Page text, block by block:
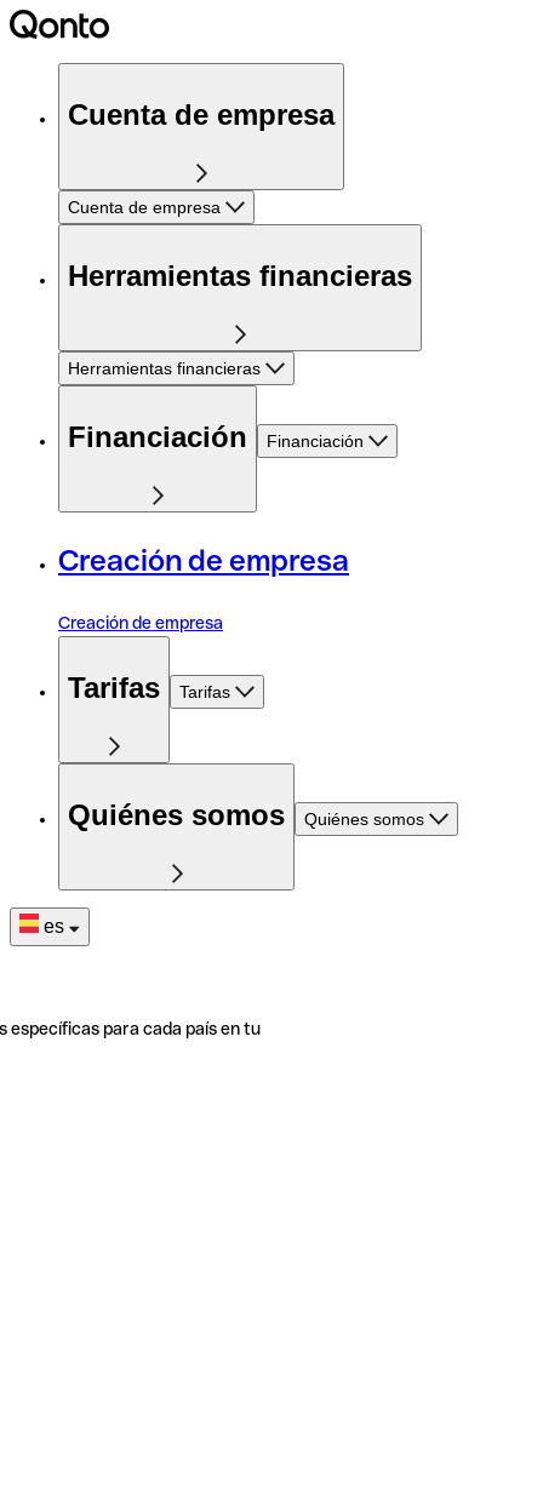
Cuenta de empresa
Cuenta de empresa
Herramientas financieras
Herramientas financieras
Financiación Financiación
Creación de empresa
Creación de empresa
Tarifas Tarifas
Quiénes somos Quiénes somos
es
específicas para cada país en tu